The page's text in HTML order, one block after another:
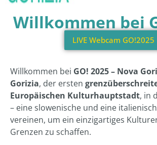
Willkommen bei
LIVE Webcam GO!2025
Willkommen bei GO! 2025 – Nova
Gorizia, der ersten
Europäischen Kulturhauptstadt, in
– eine slowenische und eine
vereinen, um ein einzigartiges
Grenzen zu schaffen.